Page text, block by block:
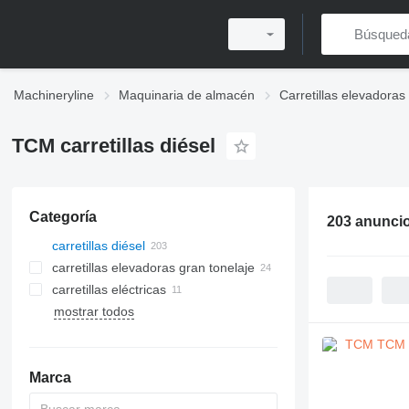
Machineryline Maquinaria de almacén Carretillas elevadoras
TCM carretillas diésel
Categoría
carretillas diésel
carretillas elevadoras gran tonelaje
carretillas eléctricas
mostrar todos
Marca
203